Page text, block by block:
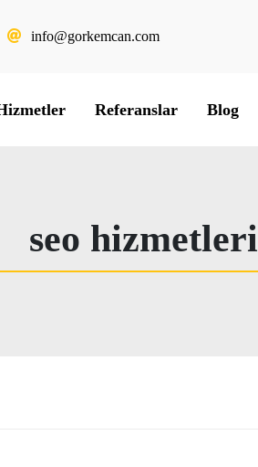
info@gorkemcan.com
Referanslar Blog
seo hizmetleri